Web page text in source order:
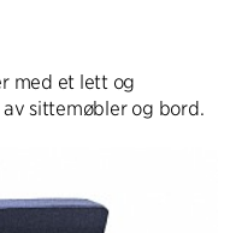
med et lett og
sittemøbler og bord.